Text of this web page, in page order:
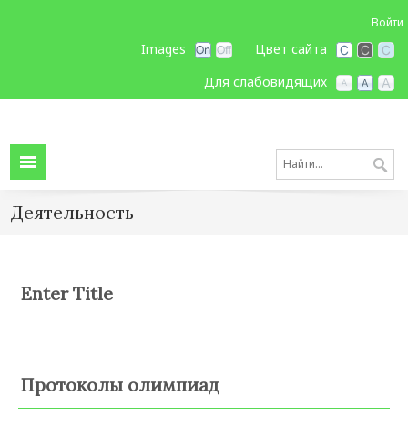
Войти
Цвет сайта
Images
Для слабовидящих
Деятельность
Enter Title
Протоколы олимпиад